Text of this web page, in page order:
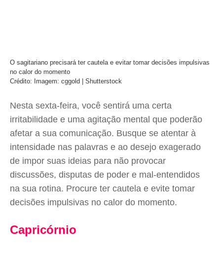
O sagitariano precisará ter cautela e evitar tomar decisões impulsivas
no calor do momento
Crédito: Imagem: cggold | Shutterstock
Nesta sexta-feira, você sentirá uma certa
irritabilidade e uma agitação mental que poderão
afetar a sua comunicação. Busque se atentar à
intensidade nas palavras e ao desejo exagerado
de impor suas ideias para não provocar
discussões, disputas de poder e mal-entendidos
na sua rotina. Procure ter cautela e evite tomar
decisões impulsivas no calor do momento.
Capricórnio